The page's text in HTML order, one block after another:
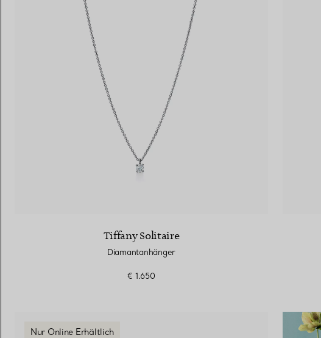
Tiffany Solitaire
Diamantanhänger
€ 1.650
Nur Online Erhältlich